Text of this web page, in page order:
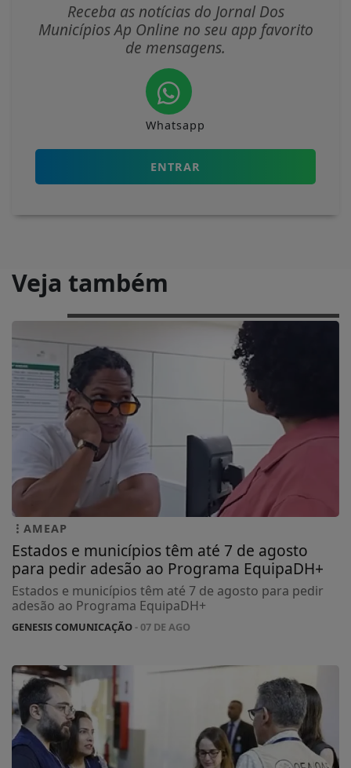
Receba as notícias do Jornal Dos
Municípios Ap Online no seu app favorito
de mensagens.
Whatsapp
ENTRAR
Veja também
AMEAP
Estados e municípios têm até 7 de agosto
para pedir adesão ao Programa EquipaDH+
Estados e municípios têm até 7 de agosto para pedir
adesão ao Programa EquipaDH+
GENESIS COMUNICAÇÃO- 07 DE AGO